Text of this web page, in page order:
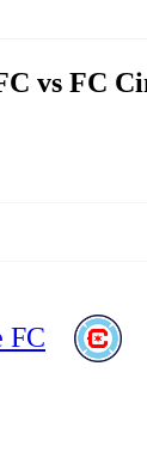
vs FC
FC